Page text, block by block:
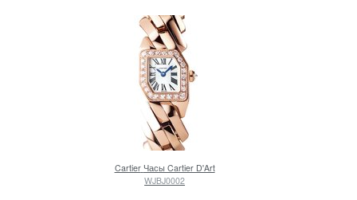
Cartier Часы Cartier D'Art
WJBJ0002